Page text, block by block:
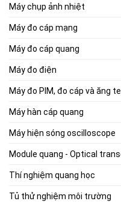
Máy chụp ảnh nhiệt
Máy đo cáp mạng
Máy đo cáp quang
Máy đo điện
Máy đo PIM, đo cáp và ăng
Máy hàn cáp quang
Máy hiện sóng oscilloscope
Module quang - Optical
Thí nghiệm quang học
Tủ thử nghiệm môi trường